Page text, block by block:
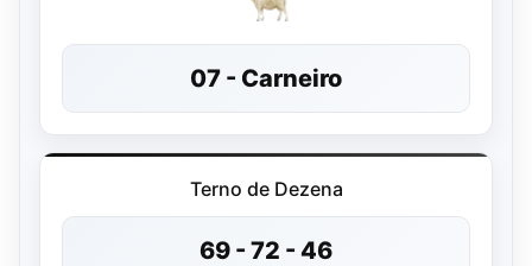
07 - Carneiro
Terno de Dezena
69 - 72 - 46